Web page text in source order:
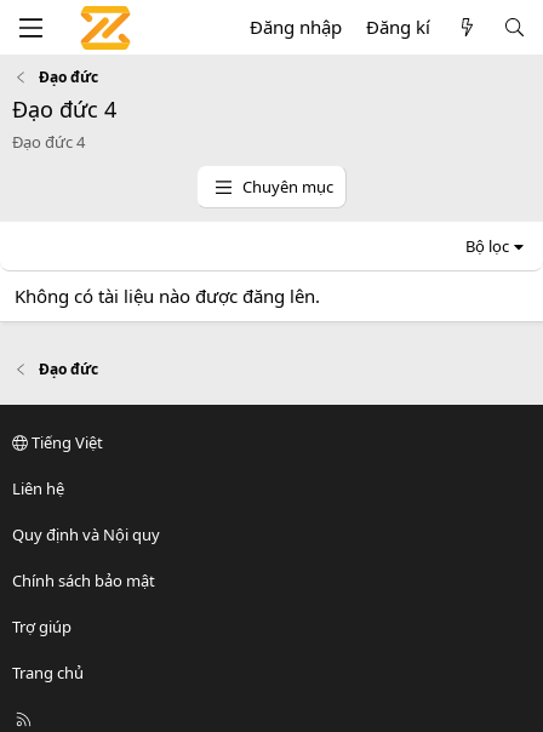
Đăng nhập Đăng kí
Đạo đức
Đạo đức 4
Đạo đức 4
Chuyên mục
Bộ lọc
Không có tài liệu nào được đăng lên.
Đạo đức
Tiếng Việt
Liên hệ
Quy định và Nội quy
Chính sách bảo mật
Trợ giúp
Trang chủ
R